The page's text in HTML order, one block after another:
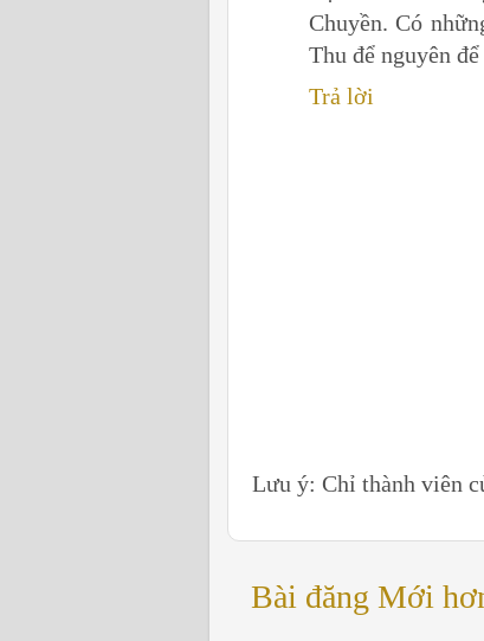
Chuyền. Có
Thu để nguyên
Trả lời
Lưu ý: Chỉ thành viên
Bài đăng Mới